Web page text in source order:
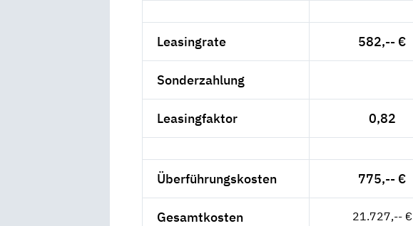
Leasingrate 582,-- €
Sonderzahlung
Leasingfaktor 0,82
Überführungskosten 775,-- €
Gesamtkosten 21.727,-- €